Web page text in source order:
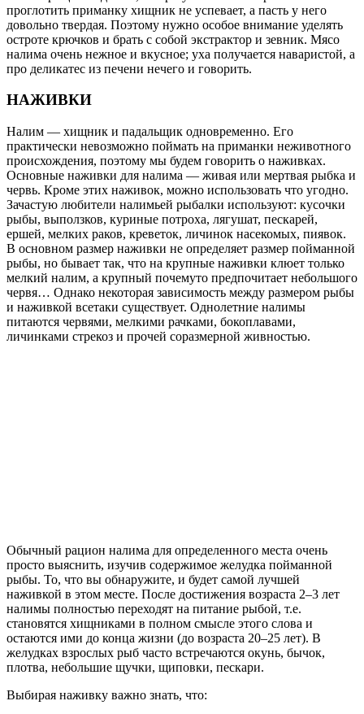
проглотить приманку хищник не успевает, а пасть у него
довольно твердая. Поэтому нужно особое внимание уделять
остроте крючков и брать с собой экстрактор и зевник. Мясо
налима очень нежное и вкусное; уха получается наваристой, а
про деликатес из печени нечего и говорить.
НАЖИВКИ
Налим — хищник и падальщик одновременно. Его
практически невозможно поймать на приманки неживотного
происхождения, поэтому мы будем говорить о наживках.
Основные наживки для налима — живая или мертвая рыбка и
червь. Кроме этих наживок, можно использовать что угодно.
Зачастую любители налимьей рыбалки используют: кусочки
рыбы, выползков, куриные потроха, лягушат, пескарей,
ершей, мелких раков, креветок, личинок насекомых, пиявок.
В основном размер наживки не определяет размер пойманной
рыбы, но бывает так, что на крупные наживки клюет только
мелкий налим, а крупный почемуто предпочитает небольшого
червя… Однако некоторая зависимость между размером рыбы
и наживкой всетаки существует. Однолетние налимы
питаются червями, мелкими рачками, бокоплавами,
личинками стрекоз и прочей соразмерной живностью.
Обычный рацион налима для определенного места очень
просто выяснить, изучив содержимое желудка пойманной
рыбы. То, что вы обнаружите, и будет самой лучшей
наживкой в этом месте. После достижения возраста 2–3 лет
налимы полностью переходят на питание рыбой, т.е.
становятся хищниками в полном смысле этого слова и
остаются ими до конца жизни (до возраста 20–25 лет). В
желудках взрослых рыб часто встречаются окунь, бычок,
плотва, небольшие щучки, щиповки, пескари.
Выбирая наживку важно знать, что: